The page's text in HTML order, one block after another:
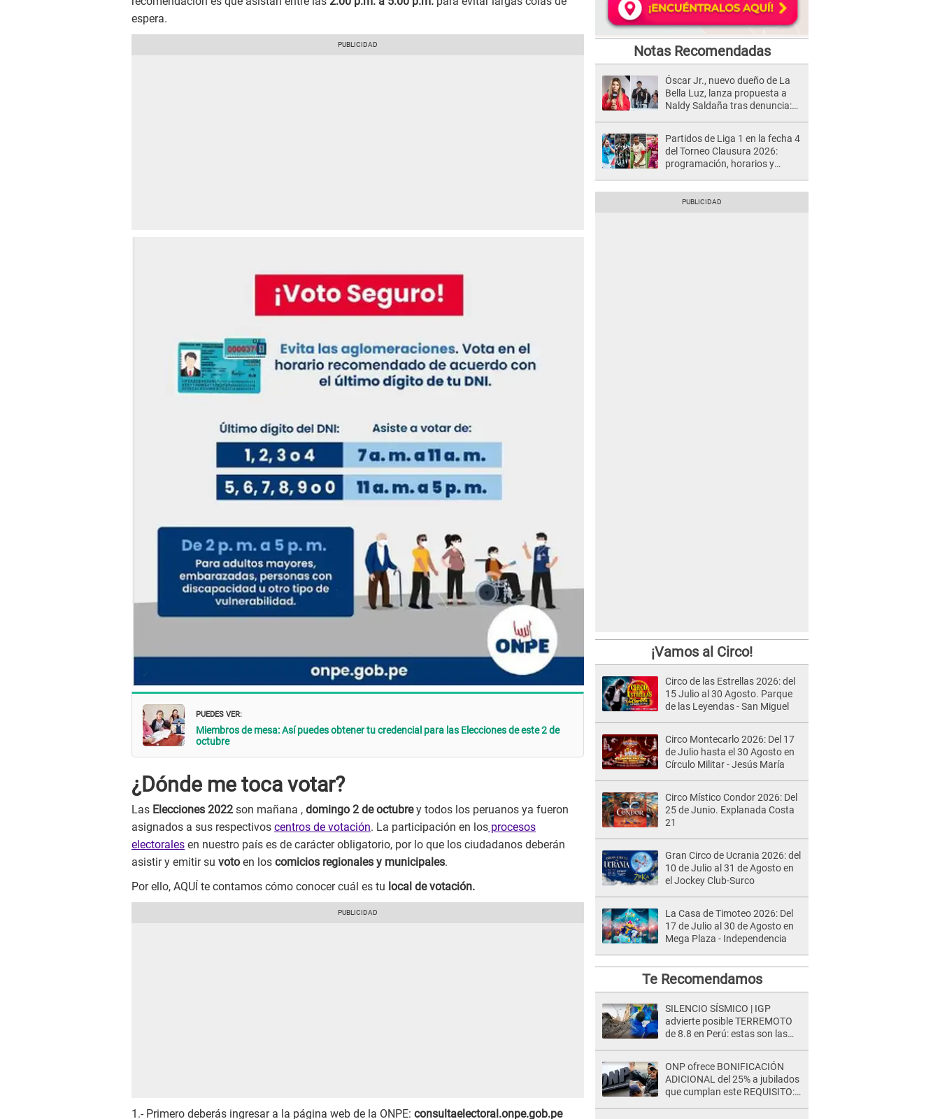
espera.
PUEDES VER:
Miembros de mesa: Así puedes obtener tu credencial para las Elecciones de este 2 de
octubre
¿Dónde me toca votar?
Las Elecciones 2022 son mañana , domingo 2 de octubrey todos los peruanos ya fueron
asignados a sus respectivos centros de votación. La participación en los procesos
electorales en nuestro país es de carácter obligatorio, por lo que los ciudadanos deberán
asistir y emitir su voto en los comicios regionales y municipales.
Por ello, AQUÍ te contamos cómo conocer cuál es tu local de votación.
1.- Primero deberás ingresar a la página web de la ONPE: consultaelectoral.onpe.gob.pe
Notas Recomendadas
Óscar Jr., nuevo dueño de La
Bella Luz, lanza propuesta a
Naldy Saldaña tras denuncia:
Partidos de Liga 1 en la fecha 4
del Torneo Clausura 2026:
programación, horarios y
¡Vamos al Circo!
Circo de las Estrellas 2026: del
15 Julio al 30 Agosto. Parque
de las Leyendas - San Miguel
Circo Montecarlo 2026: Del 17
de Julio hasta el 30 Agosto en
Círculo Militar - Jesús María
Circo Místico Condor 2026: Del
25 de Junio. Explanada Costa
21
Gran Circo de Ucrania 2026: del
10 de Julio al 31 de Agosto en
el Jockey Club-Surco
La Casa de Timoteo 2026: Del
17 de Julio al 30 de Agosto en
Mega Plaza - Independencia
Te Recomendamos
SILENCIO SÍSMICO | IGP
advierte posible TERREMOTO
de 8.8 en Perú: estas son las
ONP ofrece BONIFICACIÓN
ADICIONAL del 25% a jubilados
que cumplan este REQUISITO: